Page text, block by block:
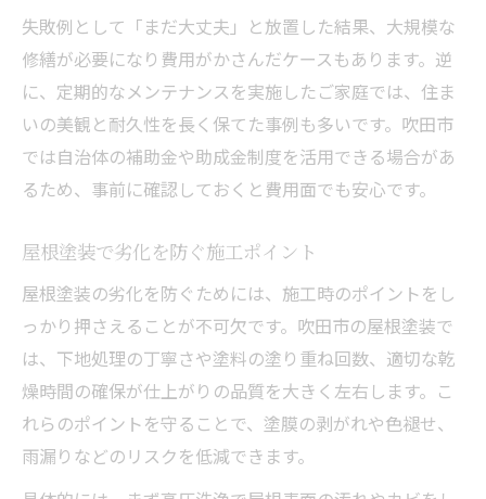
失敗例として「まだ大丈夫」と放置した結果、大規模な
修繕が必要になり費用がかさんだケースもあります。逆
に、定期的なメンテナンスを実施したご家庭では、住ま
いの美観と耐久性を長く保てた事例も多いです。吹田市
では自治体の補助金や助成金制度を活用できる場合があ
るため、事前に確認しておくと費用面でも安心です。
屋根塗装で劣化を防ぐ施工ポイント
屋根塗装の劣化を防ぐためには、施工時のポイントをし
っかり押さえることが不可欠です。吹田市の屋根塗装で
は、下地処理の丁寧さや塗料の塗り重ね回数、適切な乾
燥時間の確保が仕上がりの品質を大きく左右します。こ
れらのポイントを守ることで、塗膜の剥がれや色褪せ、
雨漏りなどのリスクを低減できます。